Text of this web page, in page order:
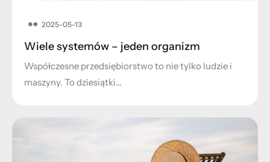
2025-05-13
Wiele systemów – jeden organizm
Współczesne przedsiębiorstwo to nie tylko ludzie i
maszyny. To dziesiątki…